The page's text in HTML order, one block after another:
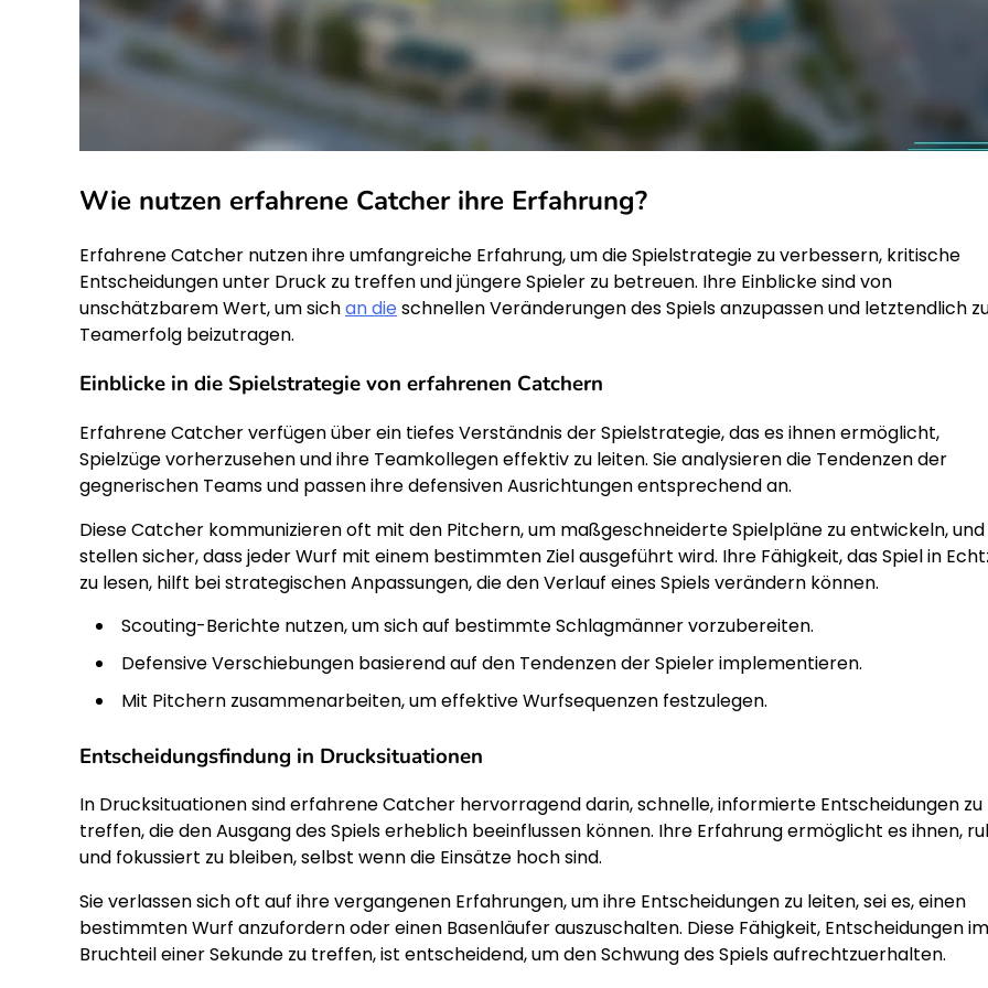
Wie nutzen erfahrene Catcher ihre Erfahrung?
Erfahrene Catcher nutzen ihre umfangreiche Erfahrung, um die Spielstrategie zu verbessern, kritische
Entscheidungen unter Druck zu treffen und jüngere Spieler zu betreuen. Ihre Einblicke sind von
unschätzbarem Wert, um sichan die schnellen Veränderungen des Spiels anzupassen und letztendlich
Teamerfolg beizutragen.
Einblicke in die Spielstrategie von erfahrenen Catchern
Erfahrene Catcher verfügen über ein tiefes Verständnis der Spielstrategie, das es ihnen ermöglicht,
Spielzüge vorherzusehen und ihre Teamkollegen effektiv zu leiten. Sie analysieren die Tendenzen der
gegnerischen Teams und passen ihre defensiven Ausrichtungen entsprechend an.
Diese Catcher kommunizieren oft mit den Pitchern, um maßgeschneiderte Spielpläne zu entwickeln, und
stellen sicher, dass jeder Wurf mit einem bestimmten Ziel ausgeführt wird. Ihre Fähigkeit, das Spiel in
zu lesen, hilft bei strategischen Anpassungen, die den Verlauf eines Spiels verändern können.
Scouting-Berichte nutzen, um sich auf bestimmte Schlagmänner vorzubereiten.
Defensive Verschiebungen basierend auf den Tendenzen der Spieler implementieren.
Mit Pitchern zusammenarbeiten, um effektive Wurfsequenzen festzulegen.
Entscheidungsfindung in Drucksituationen
In Drucksituationen sind erfahrene Catcher hervorragend darin, schnelle, informierte Entscheidungen zu
treffen, die den Ausgang des Spiels erheblich beeinflussen können. Ihre Erfahrung ermöglicht es ihnen,
und fokussiert zu bleiben, selbst wenn die Einsätze hoch sind.
Sie verlassen sich oft auf ihre vergangenen Erfahrungen, um ihre Entscheidungen zu leiten, sei es, einen
bestimmten Wurf anzufordern oder einen Basenläufer auszuschalten. Diese Fähigkeit, Entscheidungen im
Bruchteil einer Sekunde zu treffen, ist entscheidend, um den Schwung des Spiels aufrechtzuerhalten.